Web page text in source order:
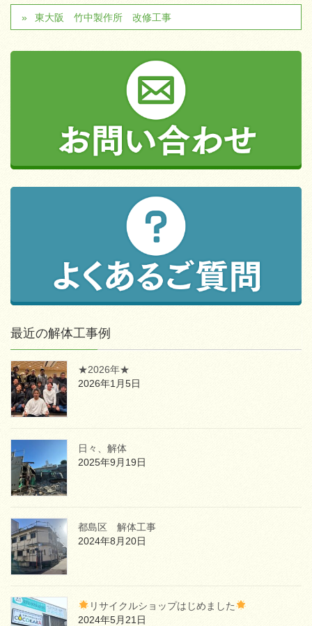
東大阪 竹中製作所 改修工事
最近の解体工事例
★2026年★
2026年1月5日
日々、解体
2025年9月19日
都島区 解体工事
2024年8月20日
リサイクルショップはじめました
2024年5月21日